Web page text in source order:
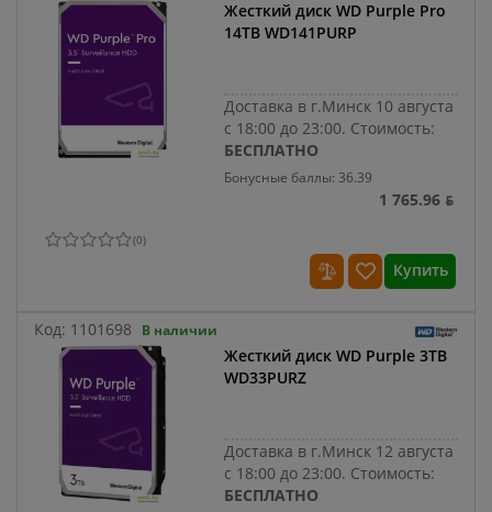
Жесткий диск WD Purple Pro
14TB WD141PURP
Доставка в г.Минск 10 августа
с 18:00 до 23:00. Стоимость:
БЕСПЛАТНО
Бонусные баллы: 36.39
1 765.96 ƃ
(0)
Купить
Код: 1101698 В наличии
Жесткий диск WD Purple 3TB
WD33PURZ
Доставка в г.Минск 12 августа
с 18:00 до 23:00. Стоимость:
БЕСПЛАТНО